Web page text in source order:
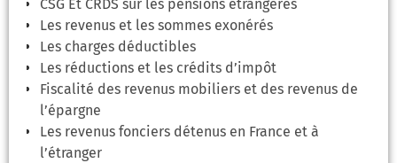
CSG Et CRDS sur les pensions étrangères
Les revenus et les sommes exonérés
Les charges déductibles
Les réductions et les crédits d’impôt
Fiscalité des revenus mobiliers et des revenus de
l’épargne
Les revenus fonciers détenus en France et à
l’étranger